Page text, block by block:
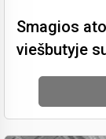
Smagios
viešbutyje